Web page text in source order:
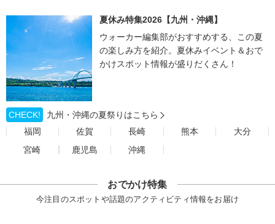
夏休み特集2026【九州・沖縄】
ウォーカー編集部がおすすめする、この夏
の楽しみ方を紹介。夏休みイベント＆おで
かけスポット情報が盛りだくさん！
CHECK!
九州・沖縄の夏祭りはこちら
福岡
佐賀 長崎 熊本
大分
宮崎
鹿児島 沖縄
おでかけ特集
今注目のスポットや話題のアクティビティ情報をお届け